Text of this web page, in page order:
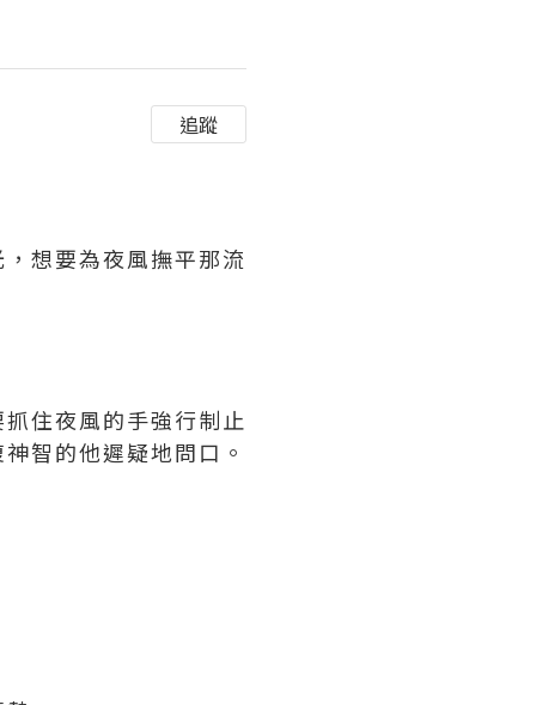
追蹤
想要為夜風撫平那流
住夜風的手強行制止
智的他遲疑地問口。